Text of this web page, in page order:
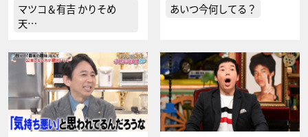
マツコ＆有吉 かりそめ
天…
あいつ今何してる？